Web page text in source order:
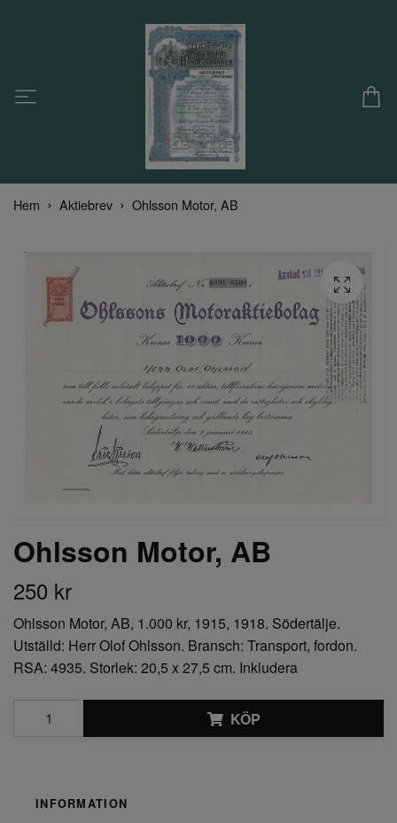
Hem Aktiebrev Ohlsson Motor, AB
Ohlsson Motor, AB
250 kr
Ohlsson Motor, AB, 1.000 kr, 1915, 1918. Södertälje.
Utställd: Herr Olof Ohlsson. Bransch: Transport, fordon.
RSA: 4935. Storlek: 20,5 x 27,5 cm. Inkludera
KÖP
INFORMATION